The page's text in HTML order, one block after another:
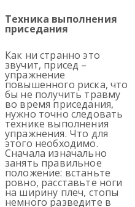
Техника выполнения
приседания
Как ни странно это
звучит, присед –
упражнение
повышенного риска, что
бы не получить травму
во время приседания,
нужно точно следовать
технике выполнения
упражнения. Что для
этого необходимо.
Сначала изначально
занять правильное
положение: встаньте
ровно, расставьте ноги
на ширину плеч, стопы
немного разведите в